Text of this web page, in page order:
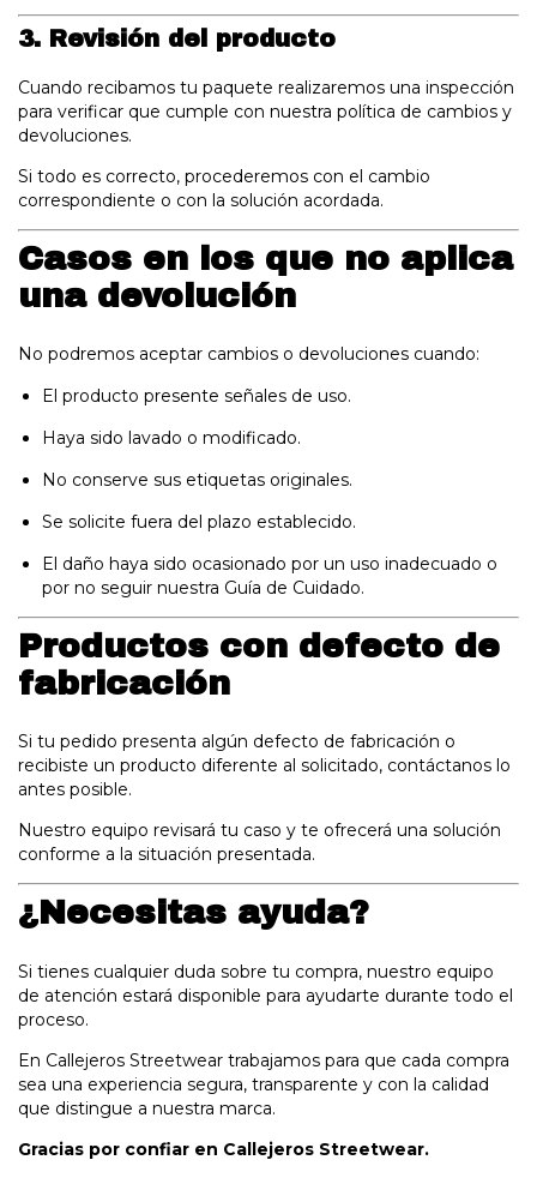
3. Revisión del producto
Cuando recibamos tu paquete realizaremos una inspección
para verificar que cumple con nuestra política de cambios y
devoluciones.
Si todo es correcto, procederemos con el cambio
correspondiente o con la solución acordada.
Casos en los que no aplica
una devolución
No podremos aceptar cambios o devoluciones cuando:
El producto presente señales de uso.
Haya sido lavado o modificado.
No conserve sus etiquetas originales.
Se solicite fuera del plazo establecido.
El daño haya sido ocasionado por un uso inadecuado o
por no seguir nuestra Guía de Cuidado.
Productos con defecto de
fabricación
Si tu pedido presenta algún defecto de fabricación o
recibiste un producto diferente al solicitado, contáctanos lo
antes posible.
Nuestro equipo revisará tu caso y te ofrecerá una solución
conforme a la situación presentada.
¿Necesitas ayuda?
Si tienes cualquier duda sobre tu compra, nuestro equipo
de atención estará disponible para ayudarte durante todo el
proceso.
En Callejeros Streetwear trabajamos para que cada compra
sea una experiencia segura, transparente y con la calidad
que distingue a nuestra marca.
Gracias por confiar en Callejeros Streetwear.